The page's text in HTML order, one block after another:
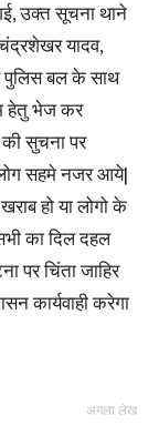
उक्त सूचना थाने
यादव,
पुलिस बल के साथ
हेतु भेज कर
सुचना पर
सहमे नजर आये|
हो या लोगो के
का दिल दहल
पर चिंता जाहिर
कार्यवाही करेगा
अगला लेख